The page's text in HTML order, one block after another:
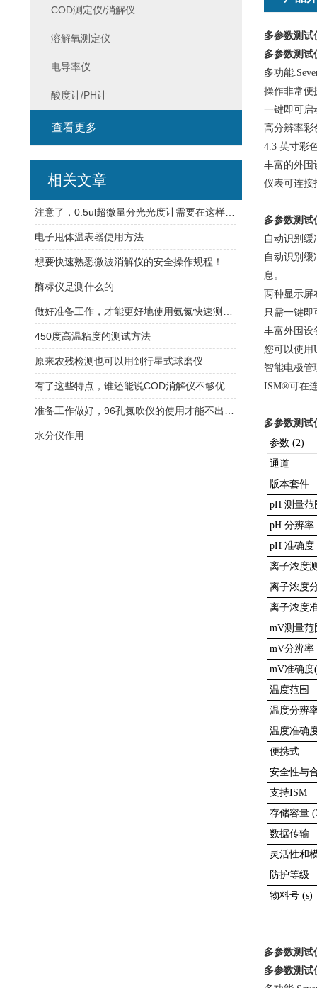
多参数测试
多参数测试
多功能
操作非常便
一键即可启
高分辨率彩
4.3 英寸彩
丰富的外围
仪表可连接
多参数测试
自动识别缓
自动识别
息。
两种显示屏
只需一键即
丰富外围设
您可以使用
智能电极管
ISM®可在
多参数测试
参数 (2)
通道
版本套件
pH 测量范
pH 分辨率
pH 准确度
离子浓度
离子浓度
离子浓度
mV测量范
mV分辨率
mV准确度
温度范围
温度分辨
温度准确
便携式
安全性与
支持ISM
存储容量
数据传输
灵活性和
防护等级
物料号 (s)
多参数测试
多参数测试
COD测定仪/消解仪
溶解氧测定仪
电导率仪
酸度计/PH计
查看更多
相关文章
电子甩体温表器使用方法
酶标仪是测什么的
450度高温粘度的测试方法
原来农残检测也可以用到行星式球磨仪
水分仪作用